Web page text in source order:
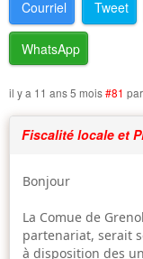
Courriel Tweet
WhatsApp
il y a 11 ans 5 mois#81 par
Fiscalité locale et
Bonjour
La Comue de
partenariat, serait
à disposition des
Marchés publics
Textes officiels